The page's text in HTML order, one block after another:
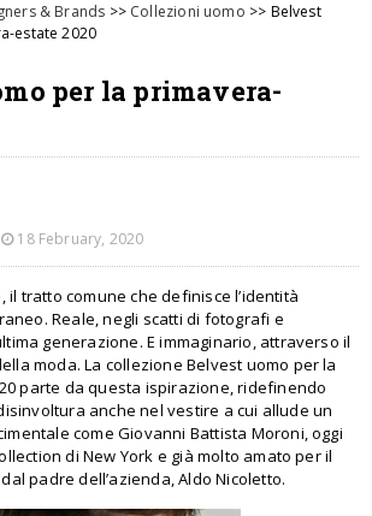
& Brands >> Collezioni uomo >> Belvest
estate 2020
per la primavera-
18 February, 2020
il tratto comune che definisce l’identità
Reale, negli scatti di fotografi e
generazione. E immaginario, attraverso il
moda. La collezione Belvest uomo per la
parte da questa ispirazione, ridefinendo
anche nel vestire a cui allude un
come Giovanni Battista Moroni, oggi
di New York e già molto amato per il
padre dell’azienda, Aldo Nicoletto.